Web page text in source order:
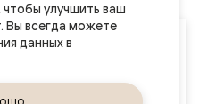
центр: 8 800 511 30 95
общим вопросам:
чтобы улучшить ваш
Вы всегда можете
данных в